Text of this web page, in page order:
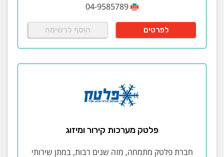
04-9585789
לפרטים הוסף לרשימה
פלטק מערכות קירור ומיזוג
חברת פלטק מתמחה, מזה שנים רבות, במתן שירותי